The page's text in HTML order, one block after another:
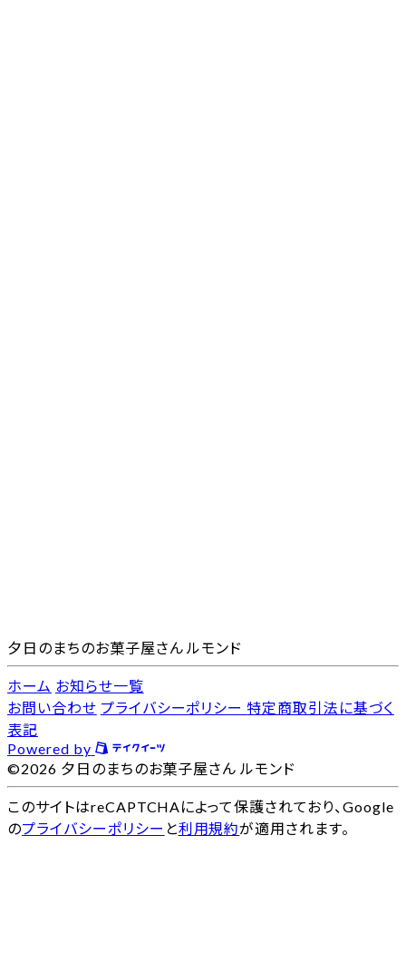
夕日のまちのお菓子屋さん ルモンド
ホーム お知らせ一覧
お問い合わせ プライバシーポリシー 特定商取引法に基づく
表記
Powered by
©2026 夕日のまちのお菓子屋さん ルモンド
このサイトはreCAPTCHAによって保護されており、Google
のプライバシーポリシー と利用規約が適用されます。